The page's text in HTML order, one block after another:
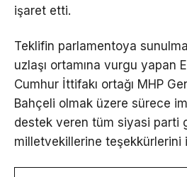
işaret etti.
Teklifin parlamentoya
uzlaşı ortamına vurgu yapan
Cumhur İttifakı ortağı MHP
Bahçeli olmak üzere sürece
destek veren tüm siyasi parti
milletvekillerine teşekkürlerini